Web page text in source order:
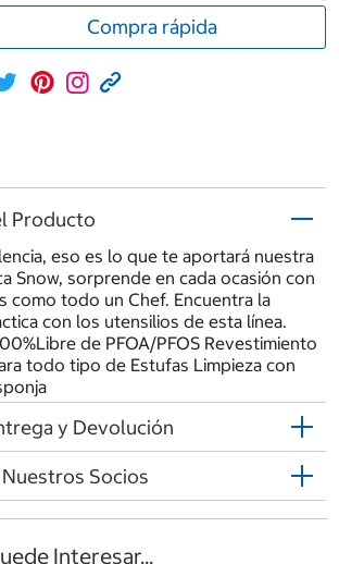
Compra rápida
Producto
eso es lo que te aportará nuestra
Snow, sorprende en cada ocasión con
como todo un Chef. Encuentra la
con los utensilios de esta línea.
de PFOA/PFOS Revestimiento
todo tipo de Estufas Limpieza con
y Devolución
Socios
Interesar...